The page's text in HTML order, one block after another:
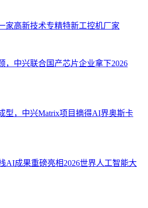
家高新技术专精特新工控机厂家
，中兴联合国产芯片企业拿下2026
型，中兴Matrix项目摘得AI界奥斯卡
AI成果重磅亮相2026世界人工智能大